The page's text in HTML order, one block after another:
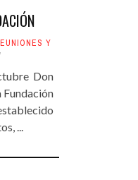
Y
Don
Fundación
...